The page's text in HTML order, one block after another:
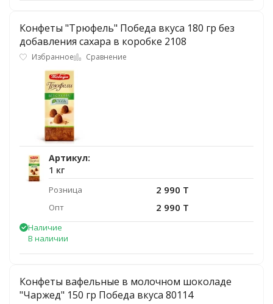
Конфеты "Трюфель" Победа вкуса 180 гр без
добавления сахара в коробке 2108
Избранное Сравнение
Артикул:
1 кг
Розница 2 990 T
Опт 2 990 T
Наличие
В наличии
Конфеты вафельные в молочном шоколаде
"Чаржед" 150 гр Победа вкуса 80114